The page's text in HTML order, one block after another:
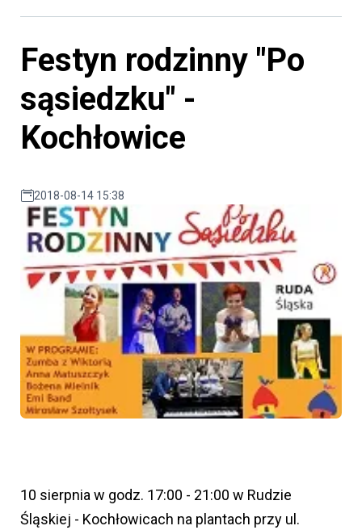
Festyn rodzinny "Po
sąsiedzku" -
Kochłowice
2018-08-14 15:38
10 sierpnia w godz. 17:00 - 21:00 w Rudzie
Śląskiej - Kochłowicach na plantach przy ul.